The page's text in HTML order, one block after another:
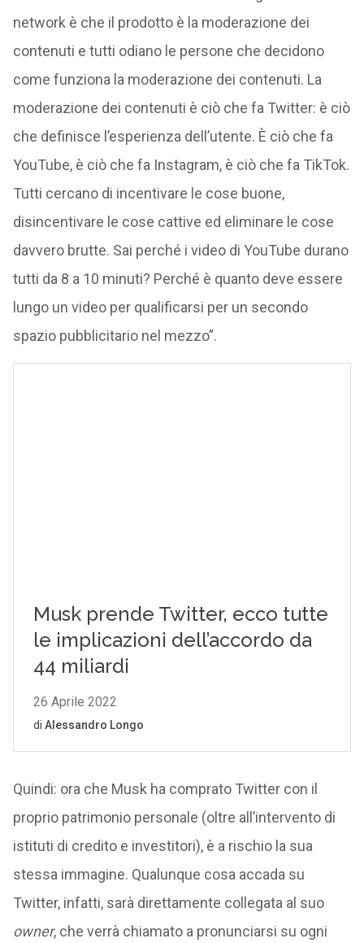
network è che il prodotto è la moderazione dei
contenuti e tutti odiano le persone che decidono
come funziona la moderazione dei contenuti. La
moderazione dei contenuti è ciò che fa Twitter: è ciò
che definisce l’esperienza dell’utente. È ciò che fa
YouTube, è ciò che fa Instagram, è ciò che fa TikTok.
Tutti cercano di incentivare le cose buone,
disincentivare le cose cattive ed eliminare le cose
davvero brutte. Sai perché i video di YouTube durano
tutti da 8 a 10 minuti? Perché è quanto deve essere
lungo un video per qualificarsi per un secondo
spazio pubblicitario nel mezzo”.
Quindi: ora che Musk ha comprato Twitter con il
proprio patrimonio personale (oltre all’intervento di
istituti di credito e investitori), è a rischio la sua
stessa immagine. Qualunque cosa accada su
Twitter, infatti, sarà direttamente collegata al suo
owner, che verrà chiamato a pronunciarsi su ogni